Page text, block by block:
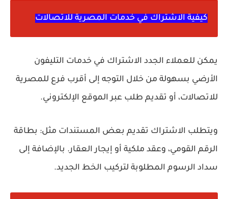
كيفية الاشتراك في خدمات المصرية للاتصالات
يمكن للعملاء الجدد الاشتراك في خدمات التليفون
الأرضي بسهولة من خلال التوجه إلى أقرب فرع للمصرية
للاتصالات، أو تقديم طلب عبر الموقع الإلكتروني.
ويتطلب الاشتراك تقديم بعض المستندات مثل: بطاقة
الرقم القومي، وعقد ملكية أو إيجار العقار. بالإضافة إلى
سداد الرسوم المطلوبة لتركيب الخط الجديد.